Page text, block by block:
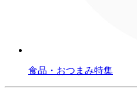
食品・おつまみ特集